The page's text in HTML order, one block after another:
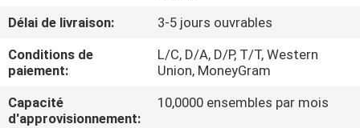
QUALITÉ
CONTACTEZ-
NOUS
Délai de livraison:
3-5 jours ouvrables
Conditions de
paiement:
L/C, D/A, D/P, T/T, Western
Union, MoneyGram
Capacité
d'approvisionnement:
10,0000 ensembles par mois